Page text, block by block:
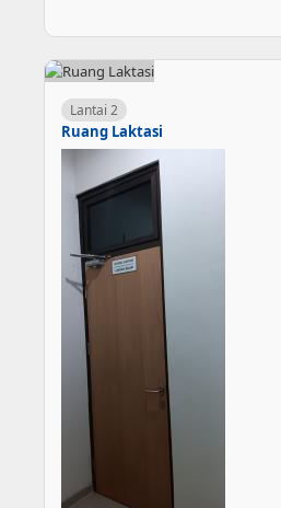
Lantai 2
Ruang Laktasi